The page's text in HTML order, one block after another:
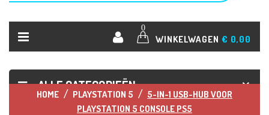
0
WINKELWAGEN € 0,00
ALLE CATEGORIEËN
HOME PLAYSTATION 5
5-IN-1 USB-HUB VOOR
PLAYSTATION 5 CONSOLE PS5